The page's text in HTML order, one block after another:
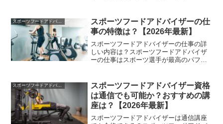
ポーツフードアドバイザーの存在が重要
となっています。この記事...
スポーツフードアドバイザー
スポーツフードアドバイザーの仕
事の特徴は？【2026年最新】
スポーツフードアドバイザーの仕事の詳
しい内容は？スポーツフードアドバイザ
ーの仕事はスポーツ選手が最高のパフォ
徴や効果を分析し食事の方法などをアド
バイスします。人間は生き...
スポーツフードアドバイザー
スポーツフードアドバイザー資格
は通信でも可能か？おすすめの講
座は？【2026年最新】
スポーツフードアドバイザーは通信講座